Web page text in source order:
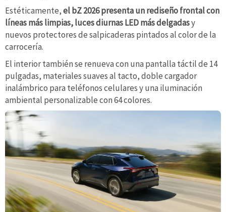
Estéticamente,el bZ 2026 presenta un rediseño frontal con
líneas más limpias, luces diurnas LED más delgadasy
nuevos protectores de salpicaderas pintados al color de la
carrocería.
El interior también se renueva con una pantalla táctil de 14
pulgadas, materiales suaves al tacto, doble cargador
inalámbrico para teléfonos celulares y una iluminación
ambiental personalizable con 64 colores.